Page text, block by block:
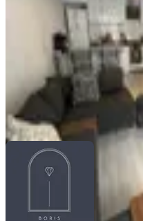
1+1
48 m²·
53.000 ₺
Boris Emlak Boris Barış
Ara